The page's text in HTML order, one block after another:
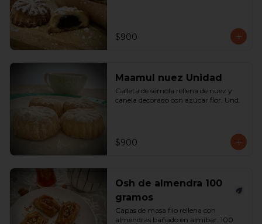
$900
Maamul nuez Unidad
Galleta de sémola rellena de nuez y
canela decorado con azúcar flor. Und.
$900
Osh de almendra 100
gramos
Capas de masa filo rellena con
almendras bañado en almíbar. 100